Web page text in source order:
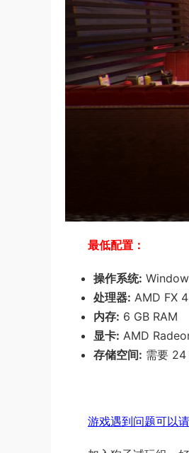
最低配置：
操作系统:
处理器: AMD FX
内存: 6 GB RAM
显卡: AMD
存储空间: 需要 24
游戏遇到问题可以